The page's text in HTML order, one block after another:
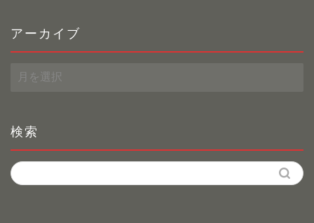
ー
アーカイブ
ー
ブ
検索